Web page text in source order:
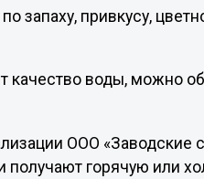
запаху, привкусу,
качество воды, можно
ООО «Заводские
получают горячую или